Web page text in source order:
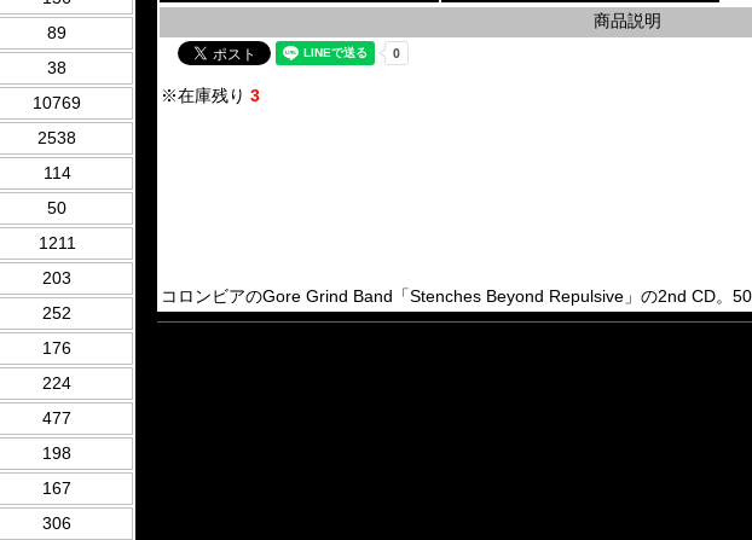
89
38
10769
2538
114
50
1211
203
252
176
224
477
198
167
306
商品説明
※在庫残り 3
コロンビアのGore Grind Band「Stenches Beyond Repulsive」の2nd CD。